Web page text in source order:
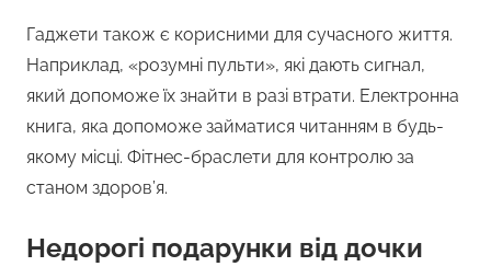
Гаджети також є корисними для сучасного життя.
Наприклад, «розумні пульти», які дають сигнал,
який допоможе їх знайти в разі втрати. Електронна
книга, яка допоможе займатися читанням в будь-
якому місці. Фітнес-браслети для контролю за
станом здоров’я.
Недорогі подарунки від дочки